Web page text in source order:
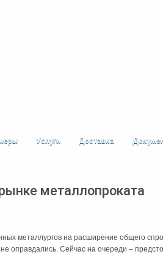
Услуги Доставка
металлопроката
металлургов на расширение общего
оправдались. Сейчас на очереди –